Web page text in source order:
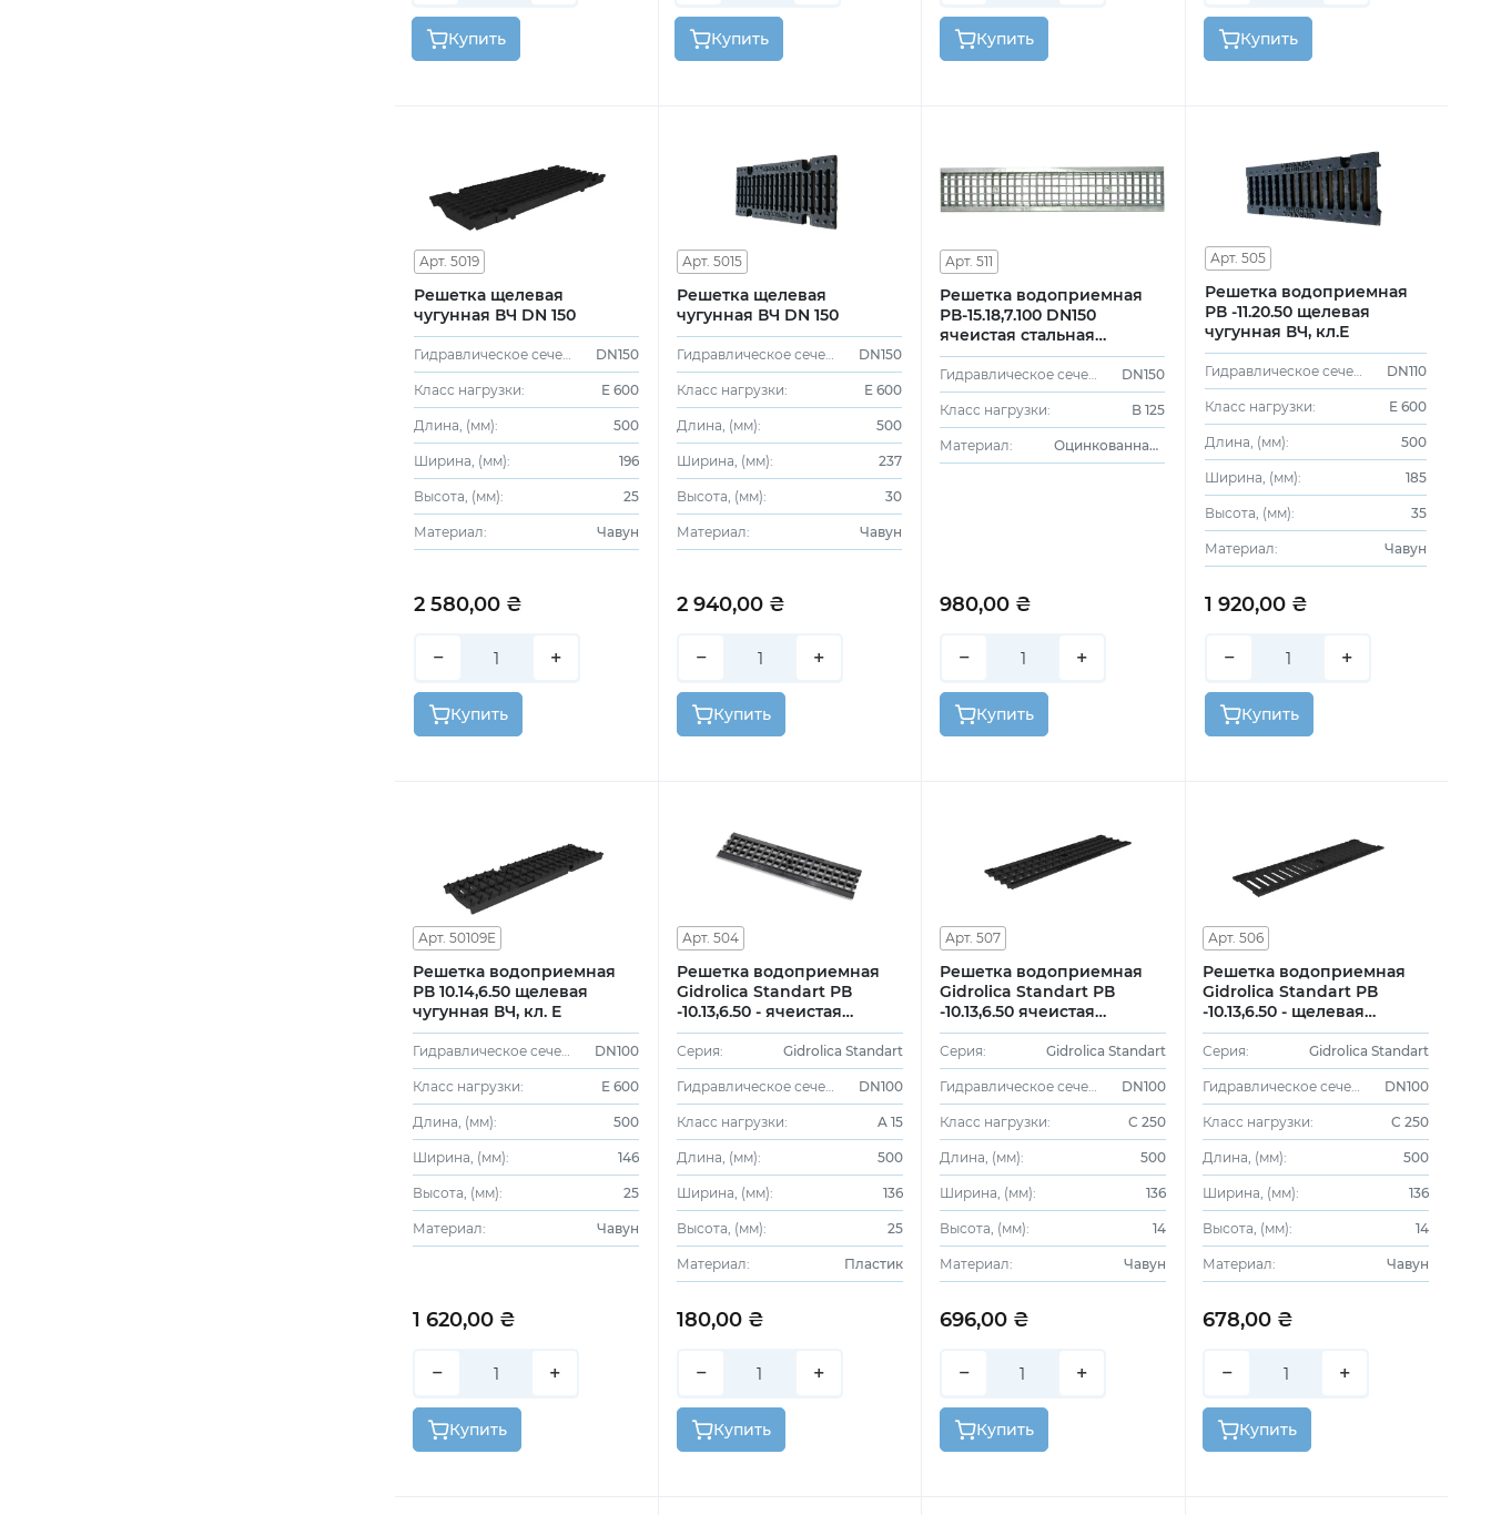
Купить Купить Купить Купить
Арт. 5019
Решетка щелевая
чугунная ВЧ DN 150
Гидравлическое сечение: DN150
Класс нагрузки: E 600
Длина, (мм): 500
Ширина, (мм): 196
Высота, (мм): 25
Материал: Чавун
2 580,00 ₴
− +
Купить
Арт. 5015
Решетка щелевая
чугунная ВЧ DN 150
DN150
Класс нагрузки: E 600
Длина, (мм): 500
Ширина, (мм): 237
Высота, (мм): 30
Материал: Чавун
2 940,00 ₴
− +
Купить
Арт. 511
Решетка водоприемная
РВ-15.18,7.100 DN150
ячеистая стальная
оцинкованная, кл.В
DN150
Класс нагрузки: B 125
Материал: Оцинкованная сталь
980,00 ₴
− +
Купить
Арт. 505
Решетка водоприемная
РВ -11.20.50 щелевая
чугунная ВЧ, кл.Е
Гидравлическое сечение: DN110
Класс нагрузки: E 600
Длина, (мм): 500
Ширина, (мм): 185
Высота, (мм): 35
Материал: Чавун
1 920,00 ₴
− +
Купить
Арт. 50109Е
Решетка водоприемная
РВ 10.14,6.50 щелевая
чугунная ВЧ, кл. E
Гидравлическое сечение: DN100
Класс нагрузки: E 600
Длина, (мм): 500
Ширина, (мм): 146
Высота, (мм): 25
Материал: Чавун
1 620,00 ₴
− +
Купить
Арт. 504
Решетка водоприемная
Gidrolica Standart РВ
-10.13,6.50 - ячеистая
пластиковая, кл. А15
Серия: Gidrolica Standart
Гидравлическое сечение: DN100
Класс нагрузки: A 15
Длина, (мм): 500
Ширина, (мм): 136
Высота, (мм): 25
Материал: Пластик
180,00 ₴
− +
Купить
Арт. 507
Решетка водоприемная
Gidrolica Standart РВ
-10.13,6.50 ячеистая
чугунная ВЧ, кл. С250
Серия: Gidrolica Standart
Гидравлическое сечение: DN100
Класс нагрузки: C 250
Длина, (мм): 500
Ширина, (мм): 136
Высота, (мм): 14
Материал: Чавун
696,00 ₴
− +
Купить
Арт. 506
Решетка водоприемная
Gidrolica Standart РВ
-10.13,6.50 - щелевая
чугунная ВЧ, кл. С250
Серия: Gidrolica Standart
Гидравлическое сечение: DN100
Класс нагрузки: C 250
Длина, (мм): 500
Ширина, (мм): 136
Высота, (мм): 14
Материал: Чавун
678,00 ₴
− +
Купить